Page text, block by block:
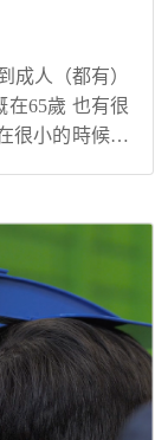
成人（都有）
在65歲 也有很
很小的時候長